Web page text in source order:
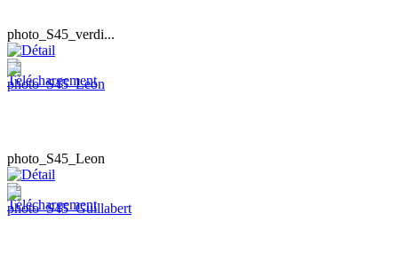
photo_S45_verdi...
photo_S45_Leon